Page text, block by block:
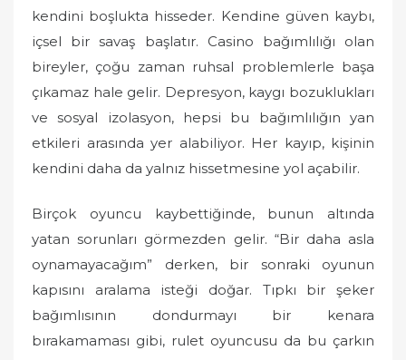
kendini boşlukta hisseder. Kendine güven kaybı,
içsel bir savaş başlatır. Casino bağımlılığı olan
bireyler, çoğu zaman ruhsal problemlerle başa
çıkamaz hale gelir. Depresyon, kaygı bozuklukları
ve sosyal izolasyon, hepsi bu bağımlılığın yan
etkileri arasında yer alabiliyor. Her kayıp, kişinin
kendini daha da yalnız hissetmesine yol açabilir.
Birçok oyuncu kaybettiğinde, bunun altında
yatan sorunları görmezden gelir. “Bir daha asla
oynamayacağım” derken, bir sonraki oyunun
kapısını aralama isteği doğar. Tıpkı bir şeker
bağımlısının dondurmayı bir kenara
bırakamaması gibi, rulet oyuncusu da bu çarkın